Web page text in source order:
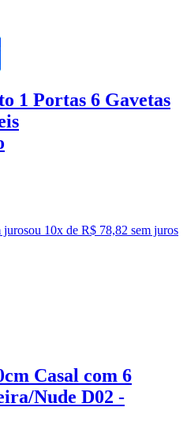
1 Portas 6 Gavetas
jurosou 10x de R$ 78,82 sem juros
Casal com 6
Nude D02 -